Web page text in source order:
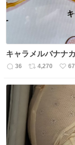
キャラメルバナナ
返
数
36
リ
ス
ト
数
4,270
い